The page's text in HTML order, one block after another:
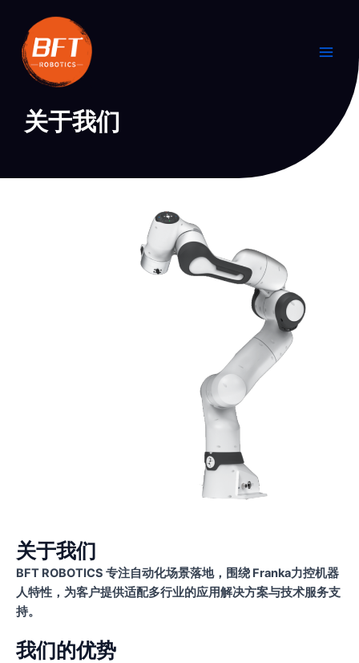
关于我们
关于我们​
BFT ROBOTICS 专注自动化场景落地，围绕 Franka力控机器
人特性，为客户提供适配多行业的应用解决方案与技术服务支
持。
我们的优势